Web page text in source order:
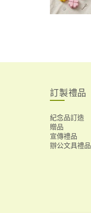
訂製禮品
紀念品訂造
贈品
宣傳禮品
辦公文具禮品